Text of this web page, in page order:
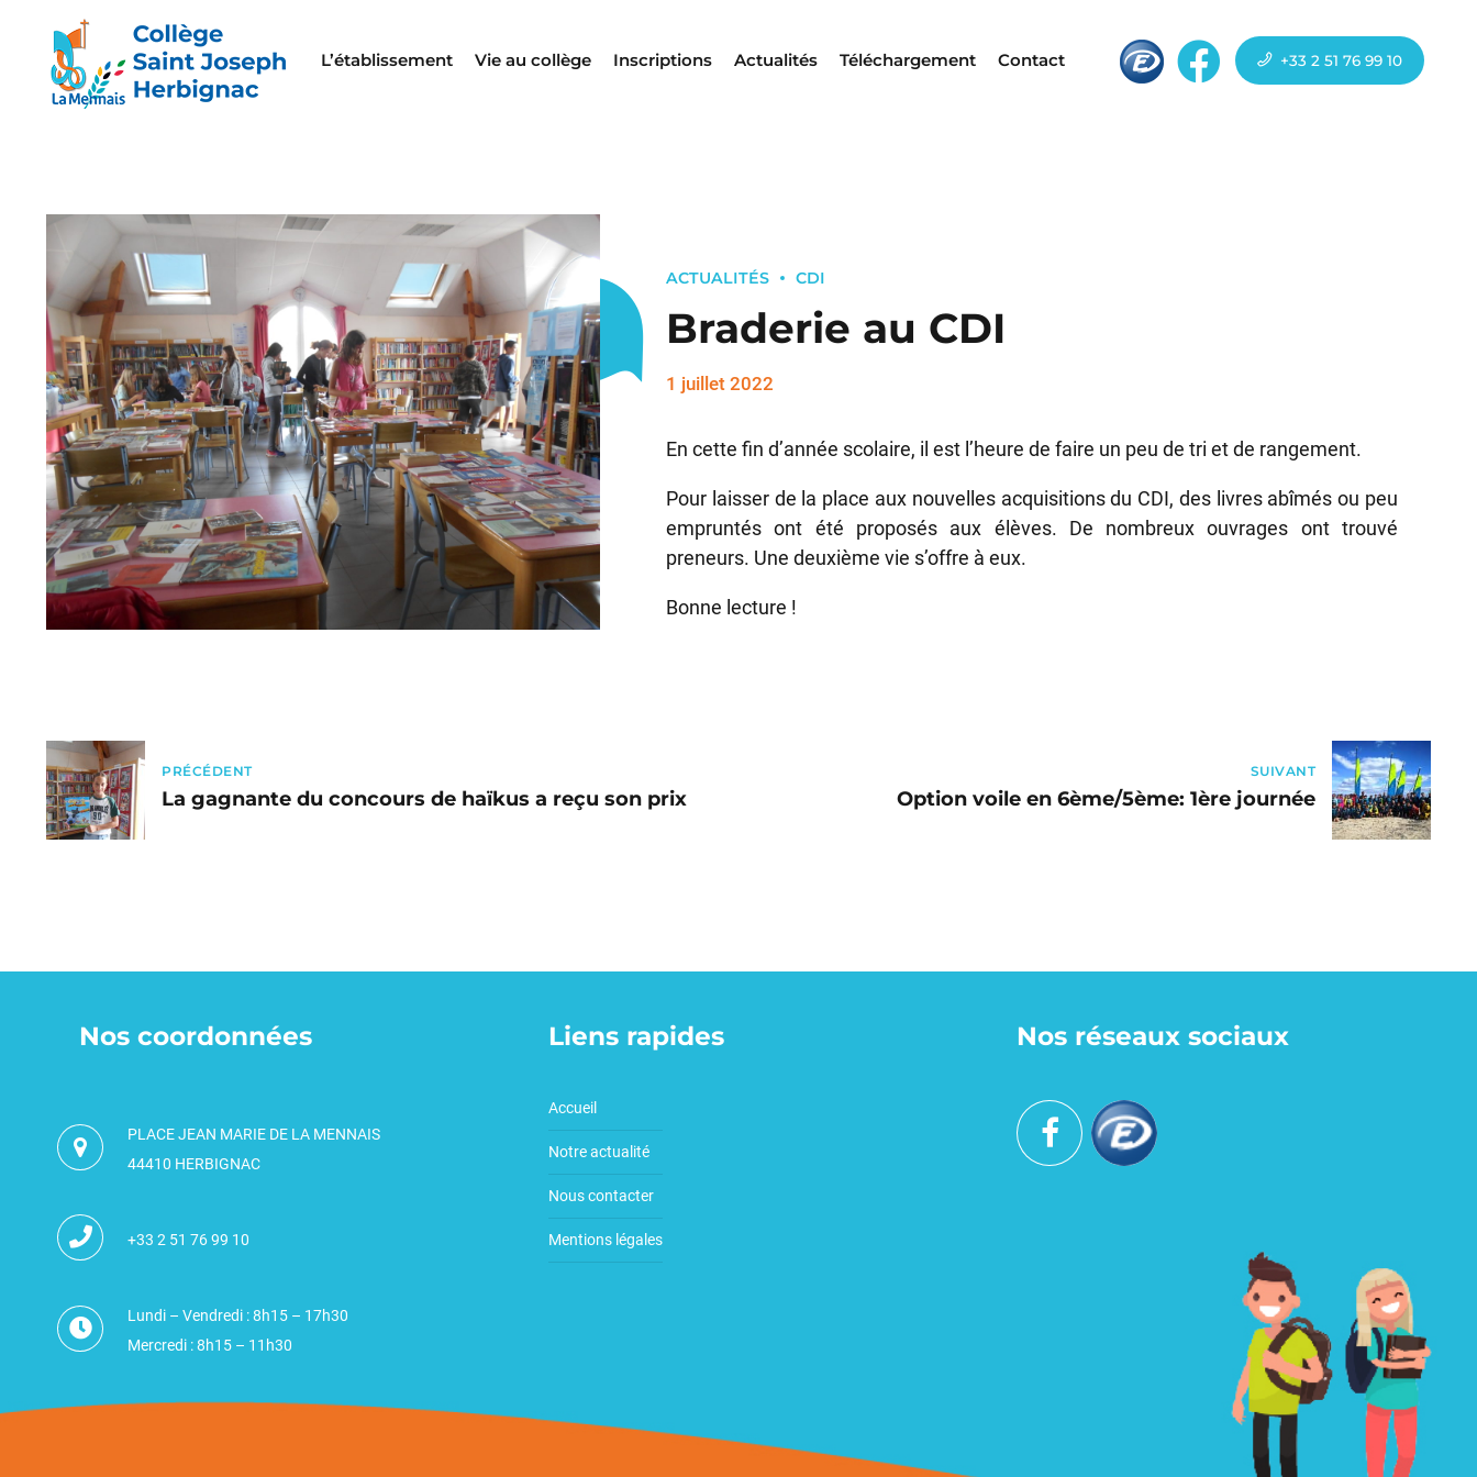
+33 2 51 76 99 10
L’établissement Vie au collège Inscriptions Actualités Téléchargement Contact
ACTUALITÉS CDI
Braderie au CDI
1 juillet 2022
En cette fin d’année scolaire, il est l’heure de faire un peu de tri et de rangement.
Pour laisser de la place aux nouvelles acquisitions du CDI, des livres abîmés ou peu
empruntés ont été proposés aux élèves. De nombreux ouvrages ont trouvé
preneurs. Une deuxième vie s’offre à eux.
Bonne lecture !
PRÉCÉDENT
La gagnante du concours de haïkus a reçu son prix
SUIVANT
Option voile en 6ème/5ème: 1ère journée
Nos coordonnées
PLACE JEAN MARIE DE LA MENNAIS
44410 HERBIGNAC
+33 2 51 76 99 10
Lundi – Vendredi : 8h15 – 17h30
Mercredi : 8h15 – 11h30
Liens rapides
Accueil
Notre actualité
Nous contacter
Mentions légales
Nos réseaux sociaux